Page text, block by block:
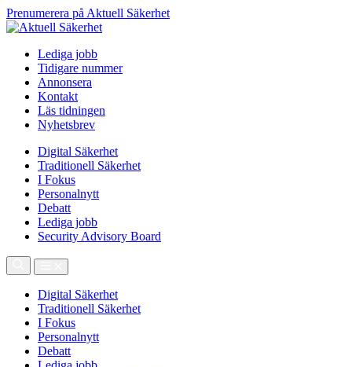
Prenumerera på Aktuell Säkerhet
Lediga jobb
Tidigare nummer
Annonsera
Kontakt
Läs tidningen
Nyhetsbrev
Digital Säkerhet
Traditionell Säkerhet
I Fokus
Personalnytt
Debatt
Lediga jobb
Security Advisory Board
Digital Säkerhet
Traditionell Säkerhet
I Fokus
Personalnytt
Debatt